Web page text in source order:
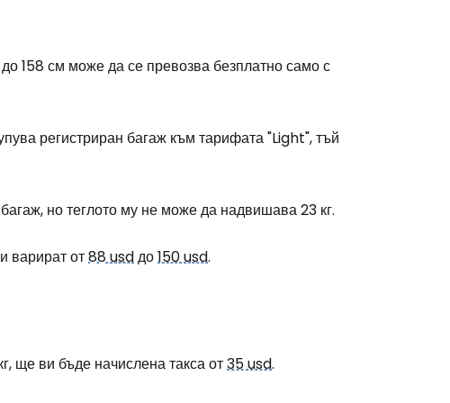
158 см може да се превозва безплатно само с
регистриран багаж към тарифата "Light", тъй
но теглото му не може да надвишава 23 кг.
варират от88 usdдо150 usd.
ще ви бъде начислена такса от35 usd.